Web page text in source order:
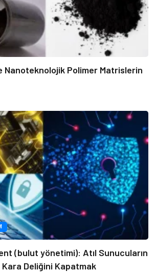
Nanoteknolojik Polimer Matrislerin
(bulut yönetimi): Atıl Sunucuların
Kara Deliğini Kapatmak